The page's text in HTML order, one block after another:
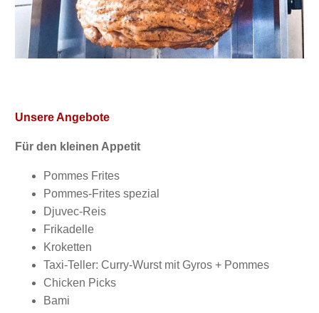
Unsere Angebote
Für den kleinen Appetit
Pommes Frites
Pommes-Frites spezial
Djuvec-Reis
Frikadelle
Kroketten
Taxi-Teller: Curry-Wurst mit Gyros + Pommes
Chicken Picks
Bami